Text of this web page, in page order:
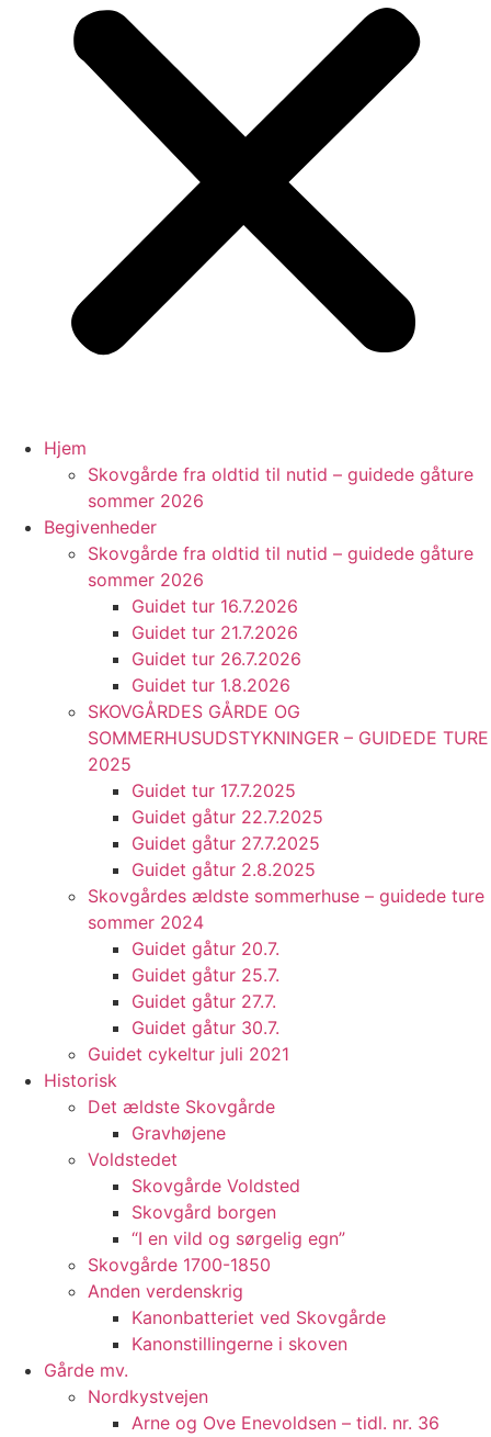
Hjem
Skovgårde fra oldtid til nutid – guidede gåture
sommer 2026
Begivenheder
Skovgårde fra oldtid til nutid – guidede gåture
sommer 2026
Guidet tur 16.7.2026
Guidet tur 21.7.2026
Guidet tur 26.7.2026
Guidet tur 1.8.2026
SKOVGÅRDES GÅRDE OG
SOMMERHUSUDSTYKNINGER – GUIDEDE TURE
2025
Guidet tur 17.7.2025
Guidet gåtur 22.7.2025
Guidet gåtur 27.7.2025
Guidet gåtur 2.8.2025
Skovgårdes ældste sommerhuse – guidede ture
sommer 2024
Guidet gåtur 20.7.
Guidet gåtur 25.7.
Guidet gåtur 27.7.
Guidet gåtur 30.7.
Guidet cykeltur juli 2021
Historisk
Det ældste Skovgårde
Gravhøjene
Voldstedet
Skovgårde Voldsted
Skovgård borgen
“I en vild og sørgelig egn”
Skovgårde 1700-1850
Anden verdenskrig
Kanonbatteriet ved Skovgårde
Kanonstillingerne i skoven
Gårde mv.
Nordkystvejen
Arne og Ove Enevoldsen – tidl. nr. 36